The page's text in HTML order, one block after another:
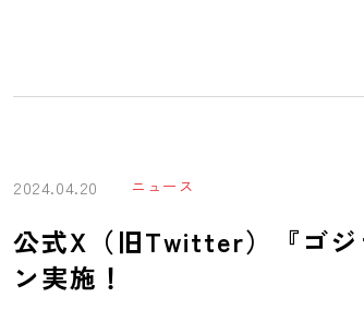
2024.04.20 ニュース
公式X（旧Twitter）『ゴ
ン実施！